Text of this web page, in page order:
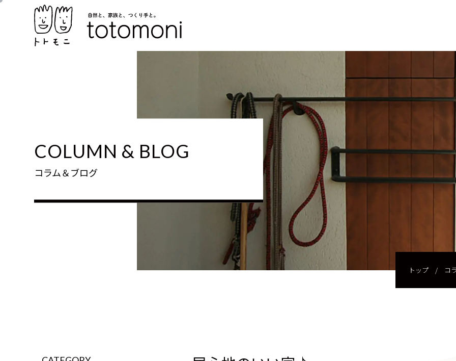
COLUMN & BLOG
コラム＆ブログ
トップ/ コ